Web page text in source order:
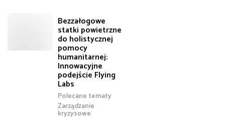
Bezzałogowe
statki powietrzne
do holistycznej
pomocy
humanitarnej:
Innowacyjne
podejście Flying
Labs
Polecane tematy
Zarządzanie
kryzysowe